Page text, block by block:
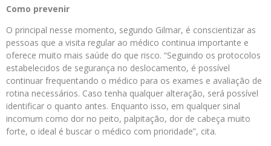
Como prevenir
O principal nesse momento, segundo Gilmar, é conscientizar as
pessoas que a visita regular ao médico continua importante e
oferece muito mais saúde do que risco. “Seguindo os protocolos
estabelecidos de segurança no deslocamento, é possível
continuar frequentando o médico para os exames e avaliação de
rotina necessários. Caso tenha qualquer alteração, será possível
identificar o quanto antes. Enquanto isso, em qualquer sinal
incomum como dor no peito, palpitação, dor de cabeça muito
forte, o ideal é buscar o médico com prioridade”, cita.